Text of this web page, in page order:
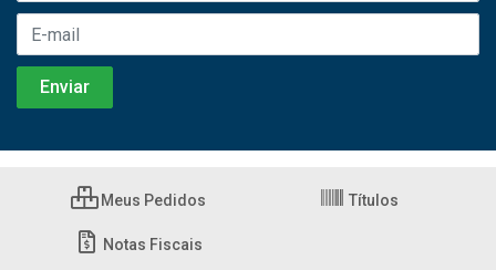
Meus Pedidos Títulos
Notas Fiscais